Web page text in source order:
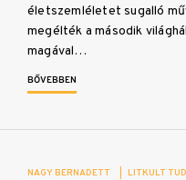
életszemléletet sugalló
megélték a második
magával…
BŐVEBBEN
NAGY BERNADETT LITKULT